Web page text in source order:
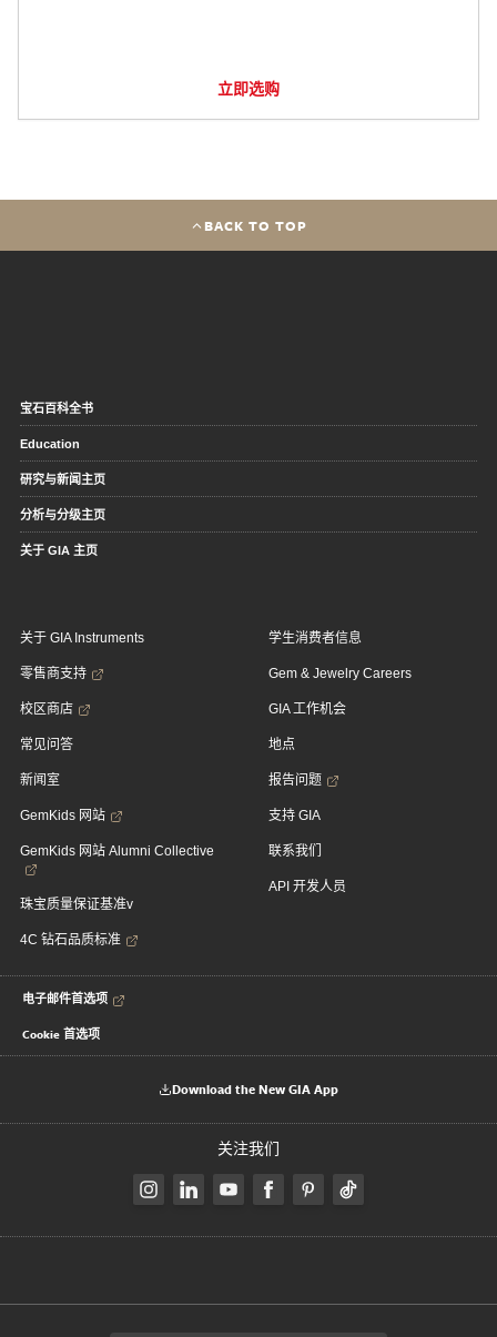
立即选购
BACK TO TOP
宝石百科全书
Education
研究与新闻主页
分析与分级主页
关于 GIA 主页
关于 GIA Instruments
零售商支持
校区商店
常见问答
新闻室
GemKids 网站
GemKids 网站 Alumni Collective
珠宝质量保证基准v
4C 钻石品质标准
学生消费者信息
Gem & Jewelry Careers
GIA 工作机会
地点
报告问题
支持 GIA
联系我们
API 开发人员
电子邮件首选项
Cookie 首选项
Download the New GIA App
关注我们